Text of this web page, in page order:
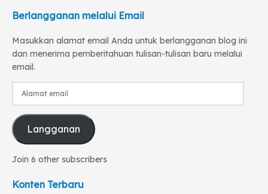
Berlangganan melalui Email
Masukkan alamat email Anda untuk berlangganan blog ini
dan menerima pemberitahuan tulisan-tulisan baru melalui
email.
Langganan
Join 6 other subscribers
Konten Terbaru